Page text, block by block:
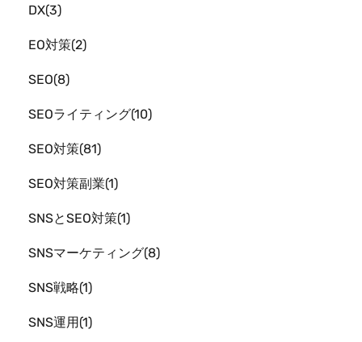
DX 3
EO対策 2
SEO 8
SEOライティング 10
SEO対策 81
SEO対策副業 1
SNSとSEO対策 1
SNSマーケティング 8
SNS戦略 1
SNS運用 1